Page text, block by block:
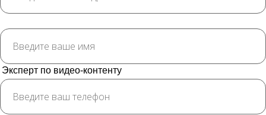
Instagram*-Блогер
Эксперт по видео-контенту
95000 подписчиков в Instagram*